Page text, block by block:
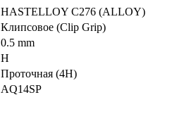
HASTELLOY C276 (ALLOY)
Клипсовое (Clip Grip)
0.5 mm
H
Проточная (4Н)
AQ14SP